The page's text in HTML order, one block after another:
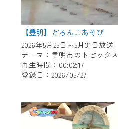
【豊明】どろんこあそび
2026年5月25日～5月31日放送
テーマ：豊明市のトピックス
再生時間：00:02:17
登録日：2026/05/27